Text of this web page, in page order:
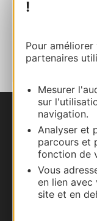
!
Pour
partenaires
Mesurer
sur
navigation.
Analyser et
parcours et
fonction de
Vous
en lien
site et en
AU
Nous
Carte